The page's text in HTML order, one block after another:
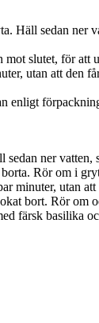
Häll sedan ner
slutet, för att
utan att den
enligt
ner
Rör om i
minuter, utan
bort. Rör om
färsk basilika